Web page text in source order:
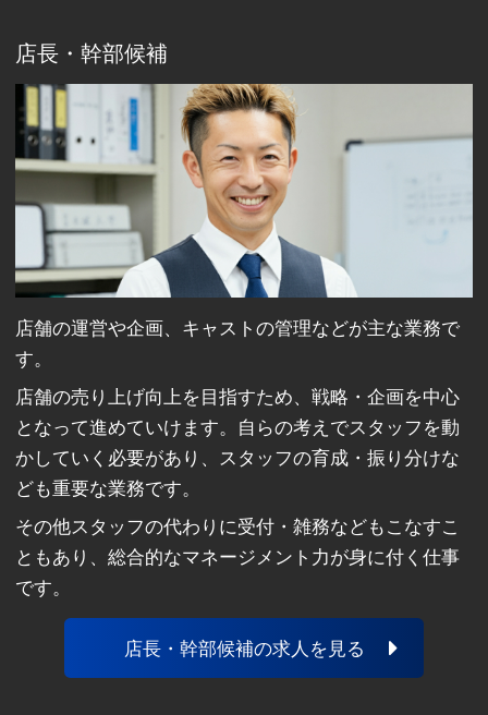
店長・幹部候補
店舗の運営や企画、キャストの管理などが主な業務で
す。
店舗の売り上げ向上を目指すため、戦略・企画を中心
となって進めていけます。自らの考えでスタッフを動
かしていく必要があり、スタッフの育成・振り分けな
ども重要な業務です。
その他スタッフの代わりに受付・雑務などもこなすこ
ともあり、総合的なマネージメント力が身に付く仕事
です。
店長・幹部候補の求人を見る